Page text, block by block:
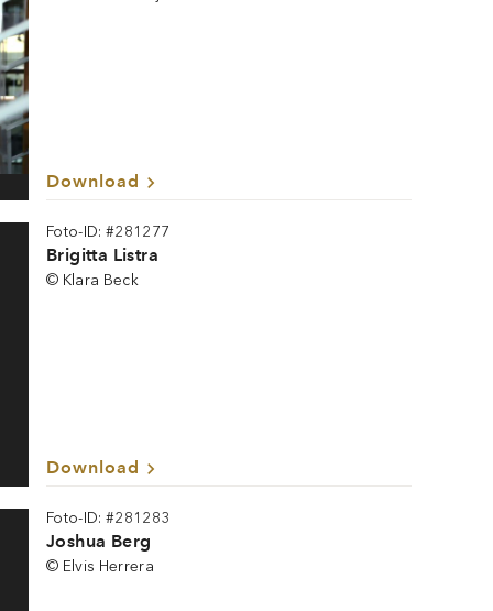
Download
Foto-ID: #281277
Brigitta Listra
© Klara Beck
Download
Foto-ID: #281283
Joshua Berg
© Elvis Herrera